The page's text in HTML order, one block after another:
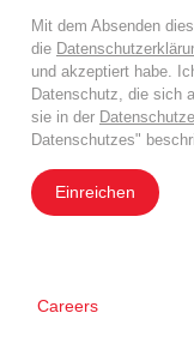
Mit dem Absenden
die
und akzeptiert habe.
Datenschutz, die sich
sie in der
Datenschutzes"
Einreichen
Careers